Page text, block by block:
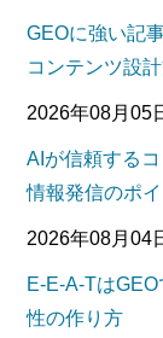
GEOに強い記
コンテンツ設
2026年08月05
AIが信頼する
情報発信のポイ
2026年08月04
E-E-A-Tは
性の作り方